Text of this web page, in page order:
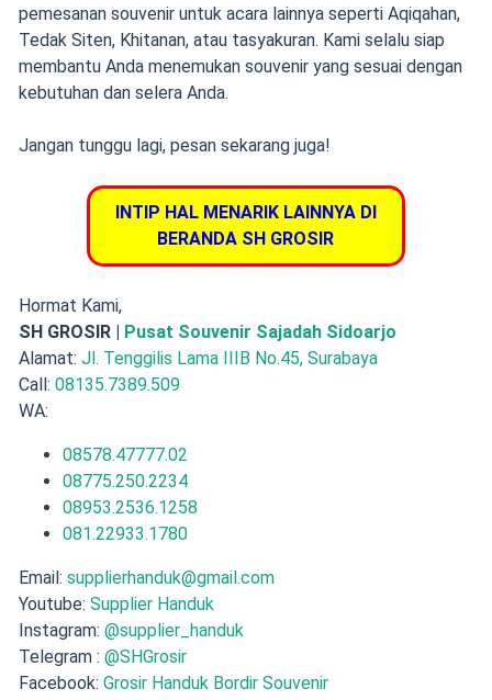
pemesanan souvenir untuk acara lainnya seperti Aqiqahan,
Tedak Siten, Khitanan, atau tasyakuran. Kami selalu siap
membantu Anda menemukan souvenir yang sesuai dengan
kebutuhan dan selera Anda.
Jangan tunggu lagi, pesan sekarang juga!
INTIP HAL MENARIK LAINNYA DI
BERANDA SH GROSIR
Hormat Kami,
SH GROSIR | Pusat Souvenir Sajadah Sidoarjo
Alamat: Jl. Tenggilis Lama IIIB No.45, Surabaya
Call: 08135.7389.509
WA:
08578.47777.02
08775.250.2234
08953.2536.1258
081.22933.1780
Email: supplierhanduk@gmail.com
Youtube: Supplier Handuk
Instagram: @supplier_handuk
Telegram : @SHGrosir
Facebook: Grosir Handuk Bordir Souvenir